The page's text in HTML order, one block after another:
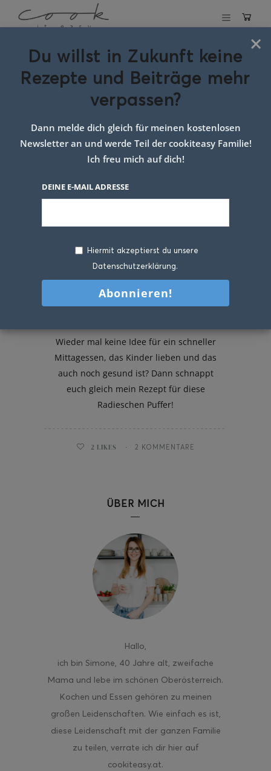
Schlagwort:
radieschen
laibchen google
Wieder mal keine Idee für ein schneller
Mittagessen, das Kinder lieben und das
auch noch gesund ist? Dann schnappt
euch gleich mein Rezept für diese
Radieschen Puffer!
2 LIKES 2 KOMMENTARE
ÜBER MICH
Hallo,
ich bin Simone, 40 Jahre alt, zweifache
Mama und lebe im schönen Oberösterreich.
Kochen und Essen gehören zu meinen
großen Leidenschaften. Wie einfach es ist,
diese Leidenschaft mit der ganzen Familie
zu teilen, verrate ich dir hier auf
cookiteasy.at.
×
Du willst in Zukunft keine
Rezepte und Beiträge mehr
verpassen?
Dann melde dich gleich für meinen kostenlosen
Newsletter an und werde Teil der cookiteasy Familie!
Ich freu mich auf dich!
DEINE E-MAIL ADRESSE
Hiermit akzeptierst du unsere
Datenschutzerklärung.